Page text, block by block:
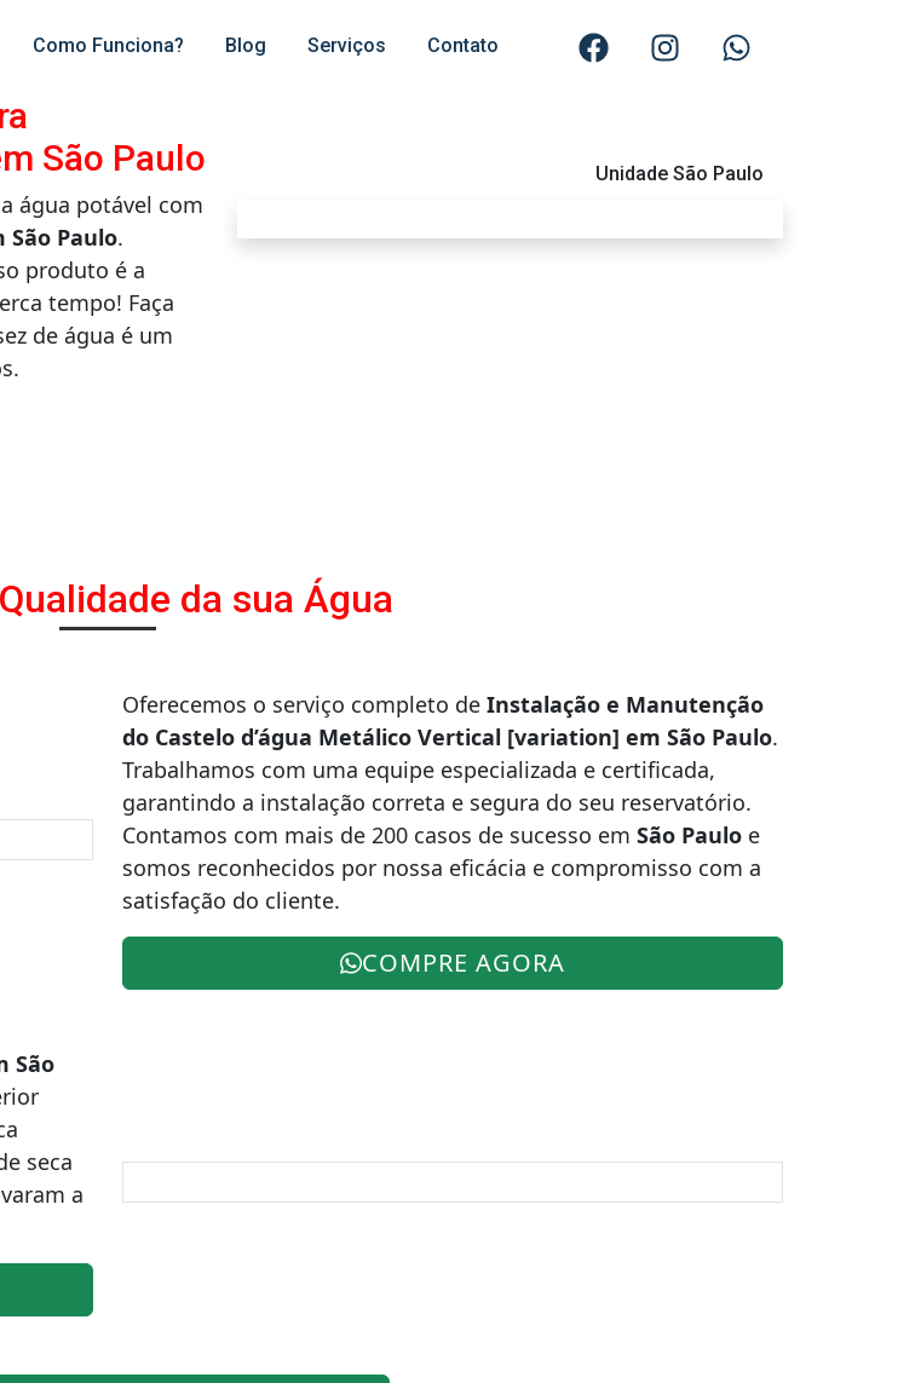
Como Funciona? Blog Serviços Contato
Unidade São Paulo
São Paulo
água potável com
Paulo.
produto é a
tempo! Faça
de água é um
da sua Água
Oferecemos o serviço completo de Instalação e Manutenção
do Castelo d’água Metálico Vertical [variation] em São Paulo.
Trabalhamos com uma equipe especializada e certificada,
garantindo a instalação correta e segura do seu reservatório.
Contamos com mais de 200 casos de sucesso em São Paulo e
somos reconhecidos por nossa eficácia e compromisso com a
satisfação do cliente.
COMPRE AGORA
São
seca
a